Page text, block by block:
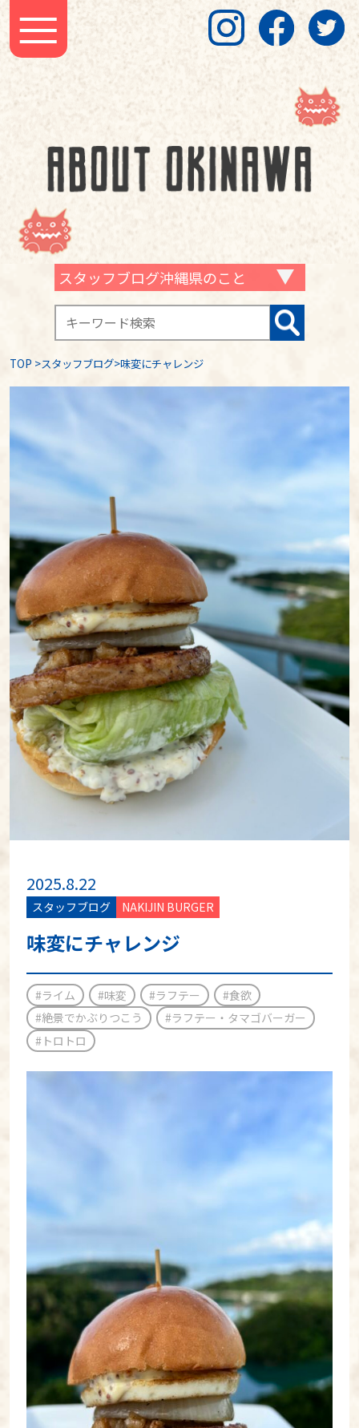
スタッフブログ沖縄県のこと
TOP >スタッフブログ>味変にチャレンジ
2025.8.22
スタッフブログ NAKIJIN BURGER
味変にチャレンジ
#ライム #味変 #ラフテー
#食欲
#絶景でかぶりつこう
#ラフテー・タマゴバーガー
#トロトロ